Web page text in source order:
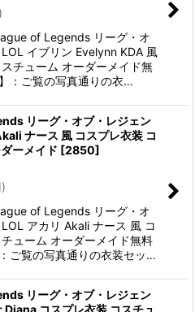
)
of Legends リーグ・オ
イブリン Evelynn KDA 風
チューム オーダーメイド無
：ご覧の写真通りの衣…
リーグ・オブ・レジェン
ナース 風 コスプレ衣装 コ
ーメイド [2850]
)
of Legends リーグ・オ
アカリ Akali ナース 風 コ
ューム オーダーメイド無料
ご覧の写真通りの衣装セッ…
リーグ・オブ・レジェン
Diana コスプレ衣装 コスチュ